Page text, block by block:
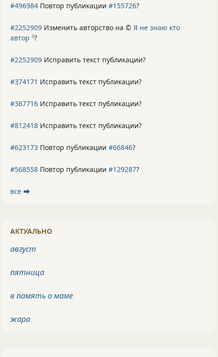
#496984 Повтор публикации #155726?
#2252909 Изменить авторство на © Я не знаю кто
автор 0?
#2252909 Исправить текст публикации?
#374171 Исправить текст публикации?
#367716 Исправить текст публикации?
#812418 Исправить текст публикации?
#623173 Повтор публикации #66846?
#568558 Повтор публикации #129287?
все ⮕
АКТУАЛЬНО
август
пятница
в память о маме
жара